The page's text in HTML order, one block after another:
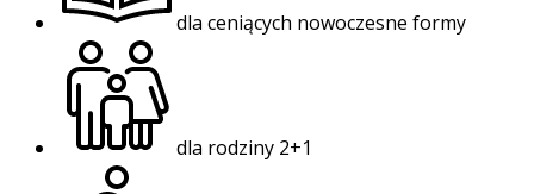
dla ceniących nowoczesne formy
dla rodziny 2+1